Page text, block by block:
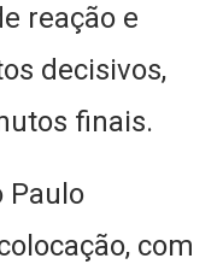
reação e
decisivos,
finais.
Paulo
com